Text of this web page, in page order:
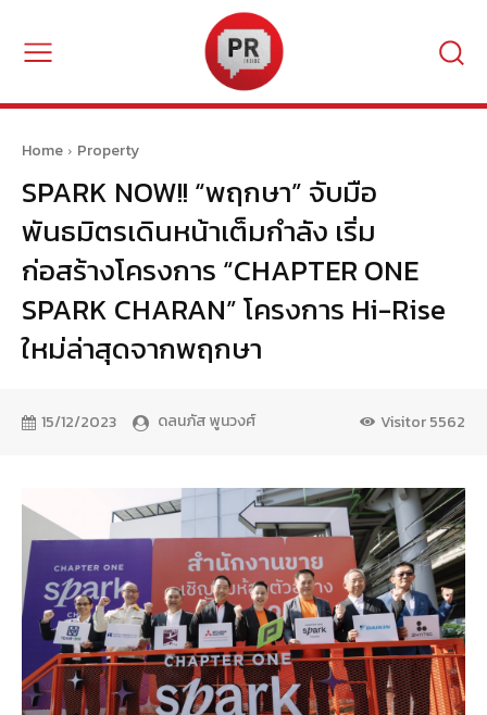
Home Property
SPARK NOW!! “พฤกษา” จับมือ
พันธมิตรเดินหน้าเต็มกำลัง เริ่ม
ก่อสร้างโครงการ “CHAPTER ONE
SPARK CHARAN” โครงการ Hi-Rise
ใหม่ล่าสุดจากพฤกษา
15/12/2023 ดลนภัส พูนวงศ์ Visitor5562